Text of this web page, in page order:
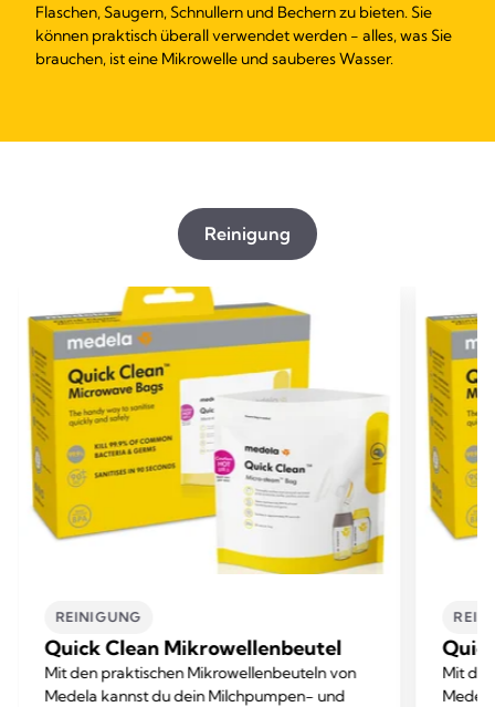
Flaschen, Saugern, Schnullern und Bechern zu bieten. Sie
können praktisch überall verwendet werden - alles, was Sie
brauchen, ist eine Mikrowelle und sauberes Wasser.
Reinigung
REINIGUNG
Quick Clean Mikrowellenbeutel
Mit den praktischen Mikrowellenbeuteln von
Medela kannst du dein Milchpumpen- und
Mit